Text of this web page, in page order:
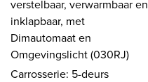
verstelbaar, verwarmbaar en
inklapbaar, met
Dimautomaat en
Omgevingslicht (030RJ)
Carrosserie: 5-deurs